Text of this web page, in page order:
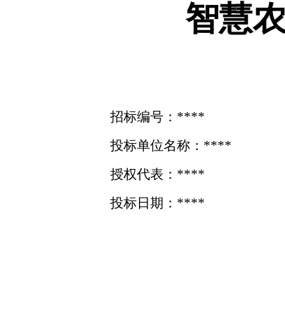
智慧
招标编号：****
投标单位名称：****
授权代表：****
投标日期：****